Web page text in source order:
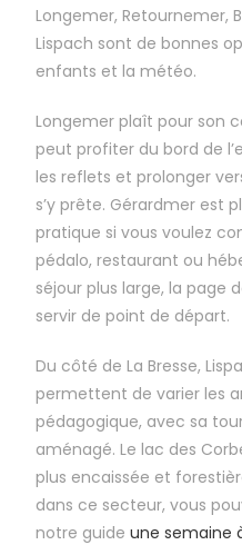
Longemer, Retournemer,
Lispach sont de bonnes
enfants et la météo.
Longemer plaît pour son
peut profiter du bord de
les reflets et prolonger
s’y prête. Gérardmer est
pratique si vous voulez
pédalo, restaurant ou
séjour plus large, la page
servir de point de départ.
Du côté de La Bresse,
permettent de varier les
pédagogique, avec sa
aménagé. Le lac des
plus encaissée et
dans ce secteur, vous
notre guideune semaine